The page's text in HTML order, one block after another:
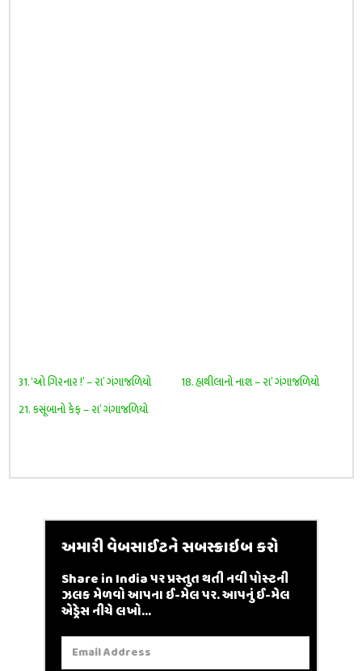
31. ‘ઓ ગિરનાર !’ – રા’ ગંગાજળિયો
18. હાથીલાનો નાશ – રા’ ગંગાજળિયો
21. કસૂંબાનો કેફ – રા’ ગંગાજળિયો
અમારી વેબસાઈટને સબસ્ક્રાઇબ કરો
Share in India પર પ્રસ્તુત થતી નવી પોસ્ટની
ઝલક મેળવો આપના ઈ-મેલ પર. આપનું ઈ-મેલ
એડ્રેસ નીચે લખો...
Email
Address